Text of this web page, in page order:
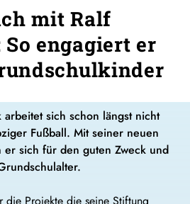
mit Ralf
engagiert er
arbeitet sich schon längst nicht
Fußball. Mit seiner neuen
er sich für den guten Zweck und
Projekte die seine Stiftung